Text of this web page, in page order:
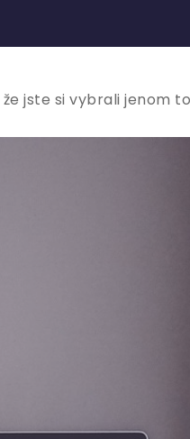
jste si vybrali jenom